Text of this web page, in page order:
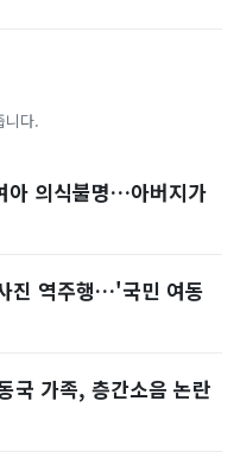
니다.
아 의식불명…아버지가
진 역주행…'국민 여동
가족, 층간소음 논란